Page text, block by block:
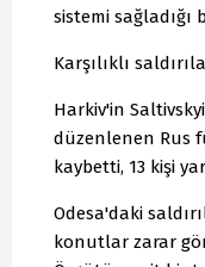
sistemi sağladığı
Karşılıklı
Harkiv'in
düzenlenen Rus
kaybetti, 13 kişi
Odesa'daki
konutlar zarar